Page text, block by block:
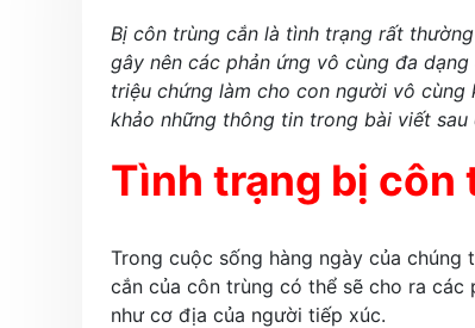
Bị côn trùng cắn là tình trạng rất
gây nên các phản ứng vô cùng đa
triệu chứng làm cho con người vô cùng
khảo những thông tin trong bài viết
Tình trạng bị côn
Trong cuộc sống hàng ngày của
cắn của côn trùng có thể sẽ cho ra
như cơ địa của người tiếp xúc.